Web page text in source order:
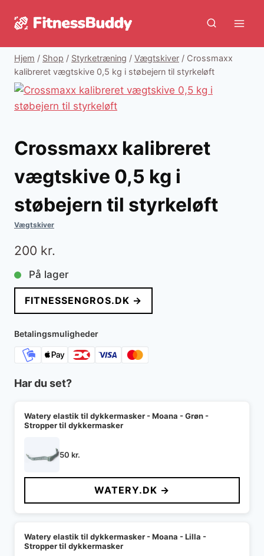
Hjem / Shop / Styrketræning / Vægtskiver / Crossmaxx
kalibreret vægtskive 0,5 kg i støbejern til styrkeløft
Crossmaxx kalibreret
vægtskive 0,5 kg i
støbejern til styrkeløft
Vægtskiver
200 kr.
På lager
FITNESSENGROS.DK →
Betalingsmuligheder
Har du set?
Watery elastik til dykkermasker - Moana - Grøn -
Stropper til dykkermasker
50 kr.
WATERY.DK →
Watery elastik til dykkermasker - Moana - Lilla -
Stropper til dykkermasker